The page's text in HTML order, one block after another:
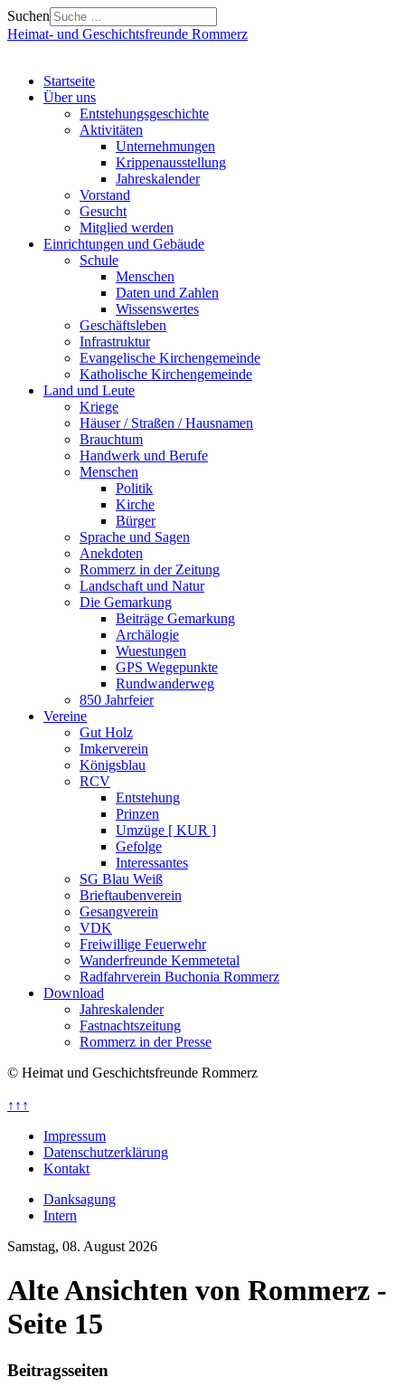
Suchen
Heimat- und Geschichtsfreunde Rommerz
Startseite
Über uns
Entstehungsgeschichte
Aktivitäten
Unternehmungen
Krippenausstellung
Jahreskalender
Vorstand
Gesucht
Mitglied werden
Einrichtungen und Gebäude
Schule
Menschen
Daten und Zahlen
Wissenswertes
Geschäftsleben
Infrastruktur
Evangelische Kirchengemeinde
Katholische Kirchengemeinde
Land und Leute
Kriege
Häuser / Straßen / Hausnamen
Brauchtum
Handwerk und Berufe
Menschen
Politik
Kirche
Bürger
Sprache und Sagen
Anekdoten
Rommerz in der Zeitung
Landschaft und Natur
Die Gemarkung
Beiträge Gemarkung
Archälogie
Wuestungen
GPS Wegepunkte
Rundwanderweg
850 Jahrfeier
Vereine
Gut Holz
Imkerverein
Königsblau
RCV
Entstehung
Prinzen
Umzüge [ KUR ]
Gefolge
Interessantes
SG Blau Weiß
Brieftaubenverein
Gesangverein
VDK
Freiwillige Feuerwehr
Wanderfreunde Kemmetetal
Radfahrverein Buchonia Rommerz
Download
Jahreskalender
Fastnachtszeitung
Rommerz in der Presse
© Heimat und Geschichtsfreunde Rommerz
↑↑↑
Impressum
Datenschutzerklärung
Kontakt
Danksagung
Intern
Samstag, 08. August 2026
Alte Ansichten von Rommerz -
Seite 15
Beitragsseiten